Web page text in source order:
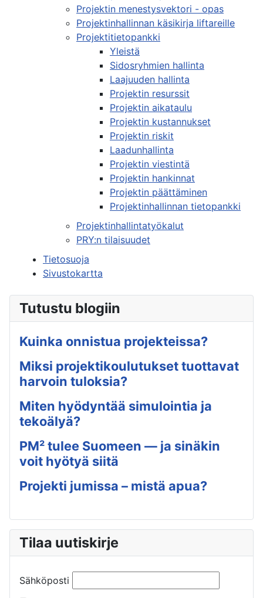
Projektin menestysvektori - opas
Projektinhallinnan käsikirja liftareille
Projektitietopankki
Yleistä
Sidosryhmien hallinta
Laajuuden hallinta
Projektin resurssit
Projektin aikataulu
Projektin kustannukset
Projektin riskit
Laadunhallinta
Projektin viestintä
Projektin hankinnat
Projektin päättäminen
Projektinhallinnan tietopankki
Projektinhallintatyökalut
PRY:n tilaisuudet
Tietosuoja
Sivustokartta
Tutustu blogiin
Kuinka onnistua projekteissa?
Miksi projektikoulutukset tuottavat
harvoin tuloksia?
Miten hyödyntää simulointia ja
tekoälyä?
PM² tulee Suomeen — ja sinäkin
voit hyötyä siitä
Projekti jumissa – mistä apua?
Tilaa uutiskirje
Sähköposti